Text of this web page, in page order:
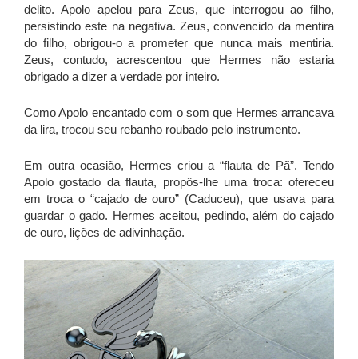
delito. Apolo apelou para Zeus, que interrogou ao filho,
persistindo este na negativa. Zeus, convencido da mentira
do filho, obrigou-o a prometer que nunca mais mentiria.
Zeus, contudo, acrescentou que Hermes não estaria
obrigado a dizer a verdade por inteiro.
Como Apolo encantado com o som que Hermes arrancava
da lira, trocou seu rebanho roubado pelo instrumento.
Em outra ocasião, Hermes criou a “flauta de Pã”. Tendo
Apolo gostado da flauta, propôs-lhe uma troca: ofereceu
em troca o “cajado de ouro” (Caduceu), que usava para
guardar o gado. Hermes aceitou, pedindo, além do cajado
de ouro, lições de adivinhação.